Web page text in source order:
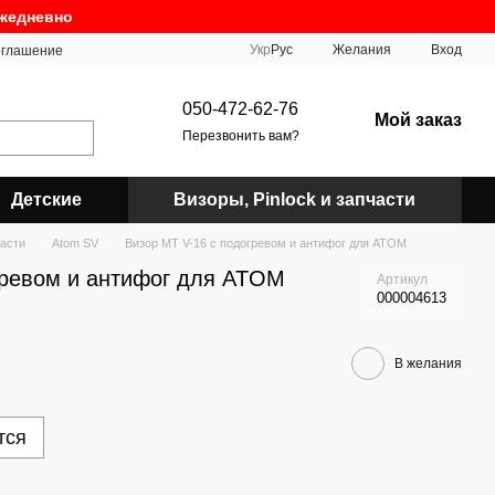
Укр Рус Желания Вход
050-472-62-76
Перезвонить вам?
Мой заказ
Детские Визоры, Pinlock и запчасти
Atom SV Визор MT V-16 с подогревом и антифог для ATOM
и антифог для ATOM Артикул
000004613
В желания